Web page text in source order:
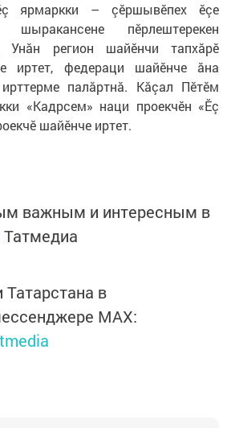
ярмаркки – çӗршывӗпех ӗçе
пӗрлештерекен
Унăн регион шайӗнчи тапхăрӗ
иртет, федераци шайӗнче ăна
палăртнă. Кăçал Пӗтӗм
«Кадрсем» наци проекчӗн «Ӗç
шайӗнче иртет.
важным и интересным в
Татмедиа
Татарстана в
MАХ: